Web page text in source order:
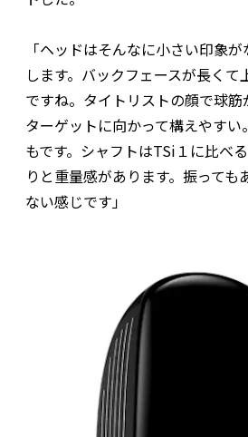
「ヘッドはそんなに小さい印象
します。バックフェースが長くて
ですね。タイトリストの顔で球筋
ターゲットに向かって構えやす
もです。シャフトはTSi１に比べ
りと重量感があります。振っても
ない感じです」